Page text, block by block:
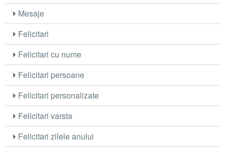
Mesaje
Felicitari
Felicitari cu nume
Felicitari persoane
Felicitari personalizate
Felicitari varsta
Felicitari zilele anului